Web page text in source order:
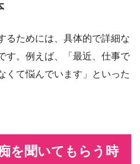
るためには、具体的で詳細な
す。例えば、「最近、仕事で
くて悩んでいます」といった
を聞いてもらう時